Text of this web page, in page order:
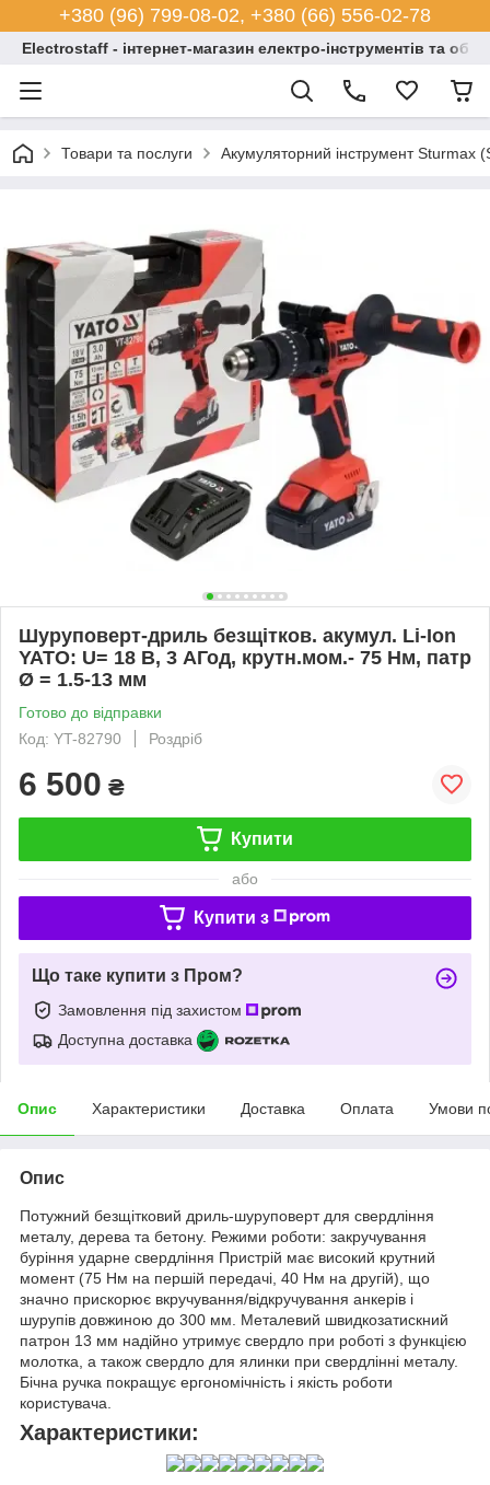
+380 (96) 799-08-02, +380 (66) 556-02-78
Electrostaff - інтернет-магазин електро-інструментів та
Товари та послуги Акумуляторний інструмент Sturmax
Шуруповерт-дриль безщітков. акумул. Li-Ion
YATO: U= 18 В, 3 АГод, крутн.мом.- 75 Нм, патр
Ø = 1.5-13 мм
Готово до відправки
Код: YT-82790
Роздріб
6 500 ₴
Купити
або
Купити з
Що таке купити з Пром?
Замовлення під захистом
Доступна доставка
Опис Характеристики Доставка Оплата Умови
Опис
Потужний безщітковий дриль-шуруповерт для свердління
металу, дерева та бетону. Режими роботи: закручування
буріння ударне свердління Пристрій має високий крутний
момент (75 Нм на першій передачі, 40 Нм на другій), що
значно прискорює вкручування/відкручування анкерів і
шурупів довжиною до 300 мм. Металевий швидкозатискний
патрон 13 мм надійно утримує свердло при роботі з функцією
молотка, а також свердло для ялинки при свердлінні металу.
Бічна ручка покращує ергономічність і якість роботи
користувача.
Характеристики: